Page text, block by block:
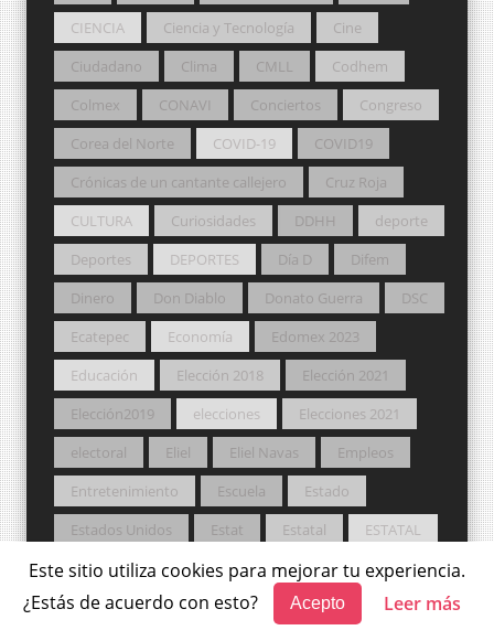
Este sitio utiliza cookies para mejorar tu experiencia.
¿Estás de acuerdo con esto?
Acepto Leer más
CIENCIA
Ciencia y Tecnología
Cine
Ciudadano
Clima CMLL
Codhem
Colmex
CONAVI Conciertos
Congreso
Corea del Norte
COVID-19
COVID19
Crónicas de un cantante callejero
Cruz Roja
CULTURA
Curiosidades DDHH
deporte
Deportes
DEPORTES Día D
Difem
Dinero
Don Diablo Donato Guerra
DSC
Ecatepec
Economía
Edomex 2023
Educación
Elección 2018
Elección 2021
Elección2019
elecciones
Elecciones 2021
electoral
Eliel Eliel Navas
Empleos
Entretenimiento
Escuela
Estado
Estados Unidos
Estat Estatal
ESTATAL
Festival
FGJEM
Fútbol
Fútbol Americano
Fútbol Femenil
Galería